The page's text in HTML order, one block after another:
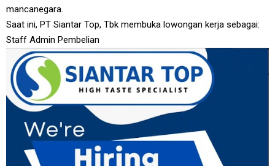
mancanegara.
Saat ini, PT Siantar Top, Tbk membuka lowongan kerja sebagai:
Staff Admin Pembelian